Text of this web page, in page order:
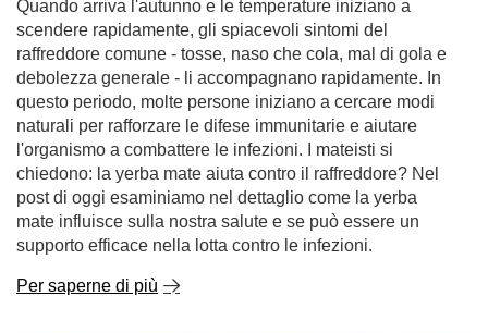
Quando arriva l'autunno e le temperature iniziano a
scendere rapidamente, gli spiacevoli sintomi del
raffreddore comune - tosse, naso che cola, mal di gola e
debolezza generale - li accompagnano rapidamente. In
questo periodo, molte persone iniziano a cercare modi
naturali per rafforzare le difese immunitarie e aiutare
l'organismo a combattere le infezioni. I mateisti si
chiedono: la yerba mate aiuta contro il raffreddore? Nel
post di oggi esaminiamo nel dettaglio come la yerba
mate influisce sulla nostra salute e se può essere un
supporto efficace nella lotta contro le infezioni.
Per saperne di più